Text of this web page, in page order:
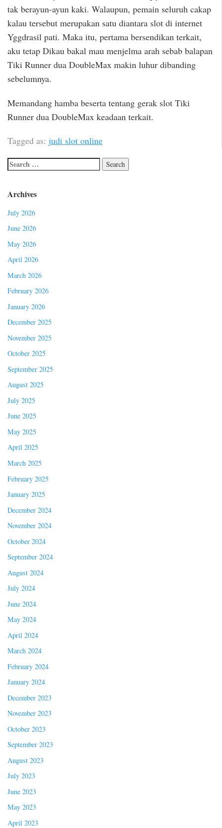
tak berayun-ayun kaki. Walaupun, pemain seluruh cakap
kalau tersebut merupakan satu diantara slot di internet
Yggdrasil pati. Maka itu, pertama bersendikan terkait,
aku tetap Dikau bakal mau menjelma arah sebab balapan
Tiki Runner dua DoubleMax makin luhur dibanding
sebelumnya.
Memandang hamba beserta tentang gerak slot Tiki
Runner dua DoubleMax keadaan terkait.
Tagged as: judi slot online
Archives
July 2026
June 2026
May 2026
April 2026
March 2026
February 2026
January 2026
December 2025
November 2025
October 2025
September 2025
August 2025
July 2025
June 2025
May 2025
April 2025
March 2025
February 2025
January 2025
December 2024
November 2024
October 2024
September 2024
August 2024
July 2024
June 2024
May 2024
April 2024
March 2024
February 2024
January 2024
December 2023
November 2023
October 2023
September 2023
August 2023
July 2023
June 2023
May 2023
April 2023